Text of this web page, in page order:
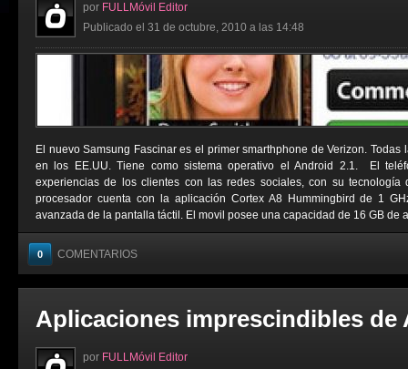
por FULLMóvil Editor
Publicado el 31 de octubre, 2010 a las 14:48
El nuevo Samsung Fascinar es el primer smarthphone de Verizon.
en los EE.UU. Tiene como sistema operativo el Android 2.1. El
experiencias de los clientes con las redes sociales, con su tecnología
procesador cuenta con la aplicación Cortex A8 Hummingbird de 1
avanzada de la pantalla táctil. El movil posee una capacidad de 16 GB de
0 COMENTARIOS
Aplicaciones imprescindibles de
por FULLMóvil Editor